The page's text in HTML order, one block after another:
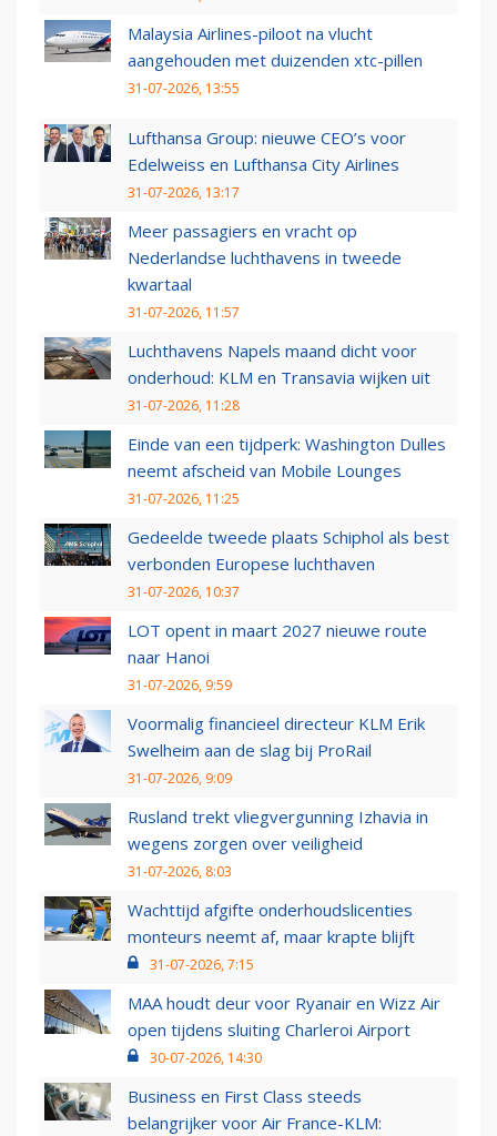
Malaysia Airlines-piloot na vlucht
aangehouden met duizenden xtc-pillen
31-07-2026, 13:55
Lufthansa Group: nieuwe CEO’s voor
Edelweiss en Lufthansa City Airlines
31-07-2026, 13:17
Meer passagiers en vracht op
Nederlandse luchthavens in tweede
kwartaal
31-07-2026, 11:57
Luchthavens Napels maand dicht voor
onderhoud: KLM en Transavia wijken uit
31-07-2026, 11:28
Einde van een tijdperk: Washington Dulles
neemt afscheid van Mobile Lounges
31-07-2026, 11:25
Gedeelde tweede plaats Schiphol als best
verbonden Europese luchthaven
31-07-2026, 10:37
LOT opent in maart 2027 nieuwe route
naar Hanoi
31-07-2026, 9:59
Voormalig financieel directeur KLM Erik
Swelheim aan de slag bij ProRail
31-07-2026, 9:09
Rusland trekt vliegvergunning Izhavia in
wegens zorgen over veiligheid
31-07-2026, 8:03
Wachttijd afgifte onderhoudslicenties
monteurs neemt af, maar krapte blijft
31-07-2026, 7:15
MAA houdt deur voor Ryanair en Wizz Air
open tijdens sluiting Charleroi Airport
30-07-2026, 14:30
Business en First Class steeds
belangrijker voor Air France-KLM: